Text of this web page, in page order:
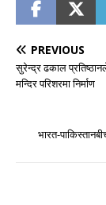
PREVIOUS
सुरेन्द्र ढकाल
मन्दिर परिशरमा निर्माण
भारत-